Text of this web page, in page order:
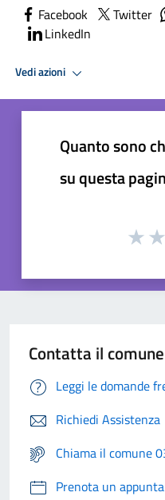
Facebook Twitter
LinkedIn
Vedi azioni
Quanto sono
su questa
Contatta il comune
Leggi le domande
Richiedi Assistenza
Chiama il comune
Prenota un